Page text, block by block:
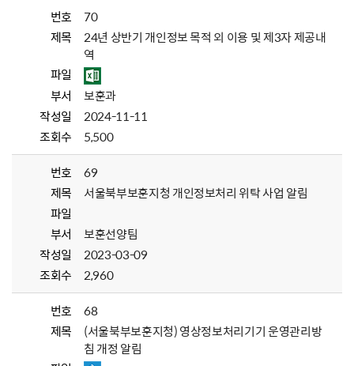
번호
70
제목
24년 상반기 개인정보 목적 외 이용 및 제3자 제공내
역
파일
부서
보훈과
작성일
2024-11-11
조회수
5,500
번호
69
제목
서울북부보훈지청 개인정보처리 위탁 사업 알림
파일
부서
보훈선양팀
작성일
2023-03-09
조회수
2,960
번호
68
제목
(서울북부보훈지청) 영상정보처리기기 운영관리방
침 개정 알림